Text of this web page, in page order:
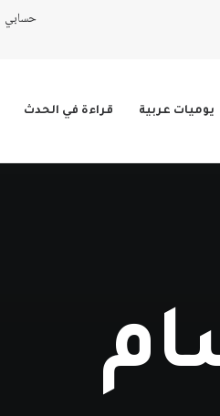
حسابي
يوميات عربية قراءة في الحدث